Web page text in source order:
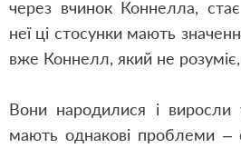
через вчинок Коннелла,
неї ці стосунки мають
вже Коннелл, який не
Вони народилися і виросли
мають однакові проблеми –